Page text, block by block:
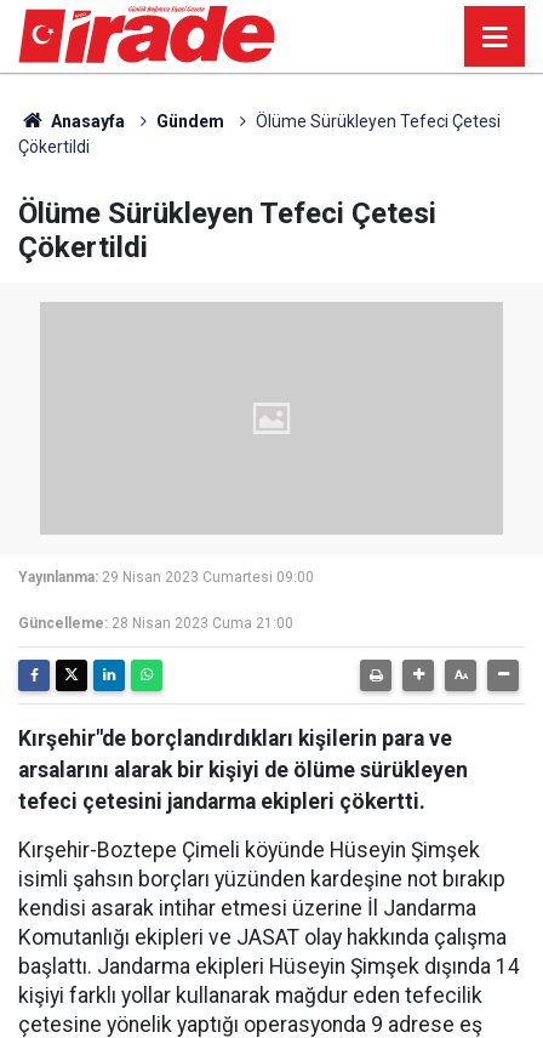
Anasayfa Gündem
Ölüme Sürükleyen Tefeci Çetesi
Çökertildi
Ölüme Sürükleyen Tefeci Çetesi
Çökertildi
Yayınlanma: 29 Nisan 2023 Cumartesi 09:00
Güncelleme: 28 Nisan 2023 Cuma 21:00
Kırşehir"de borçlandırdıkları kişilerin para ve
arsalarını alarak bir kişiyi de ölüme sürükleyen
tefeci çetesini jandarma ekipleri çökertti.
Kırşehir-Boztepe Çimeli köyünde Hüseyin Şimşek
isimli şahsın borçları yüzünden kardeşine not bırakıp
kendisi asarak intihar etmesi üzerine İl Jandarma
Komutanlığı ekipleri ve JASAT olay hakkında çalışma
başlattı. Jandarma ekipleri Hüseyin Şimşek dışında 14
kişiyi farklı yollar kullanarak mağdur eden tefecilik
çetesine yönelik yaptığı operasyonda 9 adrese eş